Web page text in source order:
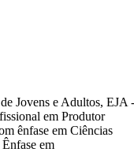
Jovens e Adultos, EJA -
em Produtor
ênfase em Ciências
em